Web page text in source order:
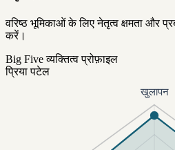
वरिष्ठ भूमिकाओं के लिए नेतृत्व क्षमता और
करें।
Big Five व्यक्तित्व प्रोफ़ाइल
प्रिया पटेल
खुलापन